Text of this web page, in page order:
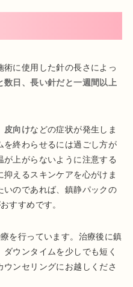
に使用した針の長さによっ
数日、長い針だと一週間以上
皮向けなどの症状が発生しま
を終わらせるには過ごし方が
上がらないように注意する
えるスキンケアを心がけま
いのであれば、鎮静パックの
すすめです。
を行っています。治療後に鎮
ウンタイムを少しでも短く
ンセリングにお越しくださ